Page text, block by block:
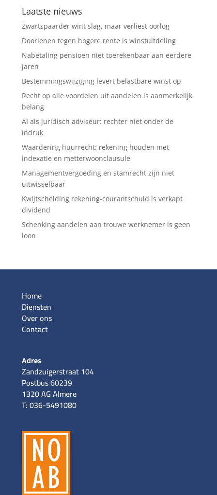
Laatste nieuws
Zwartspaarder wint slag, maar verliest oorlog
Doorlenen tegen hogere rente is winstuitdeling
Nabetaling pensioen niet toerekenbaar aan eerdere
jaren
Bestemmingswijziging levert belastbare winst op
Recht op alle voordelen uit aandelen is aanmerkelijk
belang
AI als juridisch adviseur: rechter niet onder de
indruk
Waardering huurrecht: rekening houden met
indexatie en metterwoonclausule
Managementvergoeding en stamrecht zijn niet
uitwisselbaar
Kwijtschelding rekening-courantschuld is verkapt
dividend
Schenking aandelen aan trouwe werknemer is geen
loon
Home
Diensten
Over ons
Contact
Adres
Zandzuigerstraat 104
Postbus 60239
1320 AG Almere
T: 036-5491080